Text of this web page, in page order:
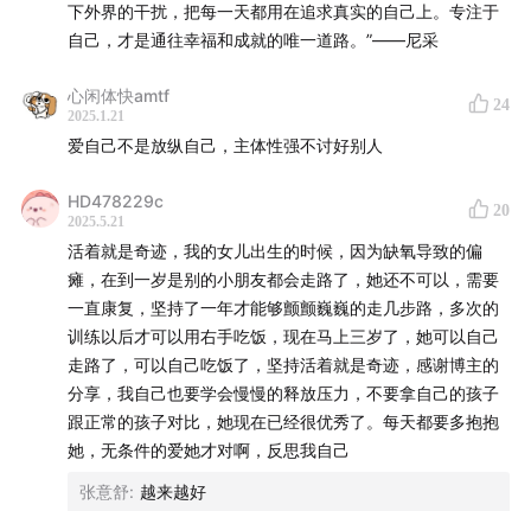
下外界的干扰，把每一天都用在追求真实的自己上。专注于
自己，才是通往幸福和成就的唯一道路。”——尼采
心闲体快amtf
2025.1.21
24
爱自己不是放纵自己，主体性强不讨好别人
HD478229c
2025.5.21
20
活着就是奇迹，我的女儿出生的时候，因为缺氧导致的偏
瘫，在到一岁是别的小朋友都会走路了，她还不可以，需要
一直康复，坚持了一年才能够颤颤巍巍的走几步路，多次的
训练以后才可以用右手吃饭，现在马上三岁了，她可以自己
走路了，可以自己吃饭了，坚持活着就是奇迹，感谢博主的
分享，我自己也要学会慢慢的释放压力，不要拿自己的孩子
跟正常的孩子对比，她现在已经很优秀了。每天都要多抱抱
她，无条件的爱她才对啊，反思我自己
张意舒: 越来越好